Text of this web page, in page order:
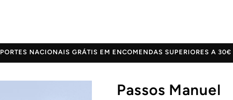
PORTES NACIONAIS GRÁTIS EM ENCOMENDAS SUPERIORES A 30€
Passos Manuel